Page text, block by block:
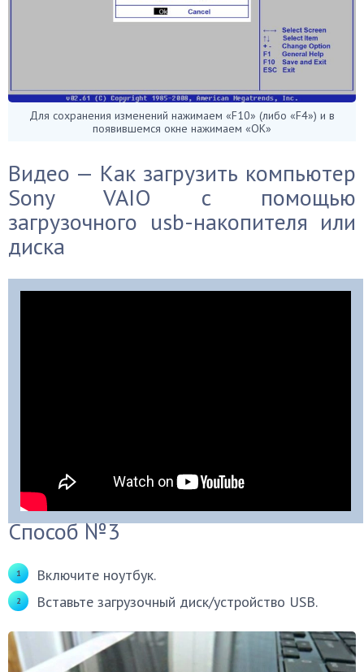
Для сохранения изменений нажимаем «F10» (либо «F4») и в
появившемся окне нажимаем «ОК»
Видео — Как загрузить компьютер
Sony VAIO с помощью
загрузочного usb-накопителя или
диска
Способ №3
Включите ноутбук.
Вставьте загрузочный диск/устройство USB.